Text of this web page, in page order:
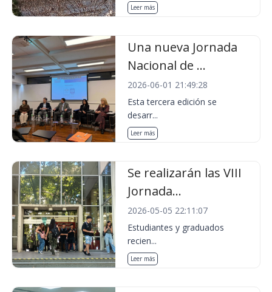
Leer más
Una nueva Jornada
Nacional de ...
2026-06-01 21:49:28
Esta tercera edición se
desarr...
Leer más
Se realizarán las VIII
Jornada...
2026-05-05 22:11:07
Estudiantes y graduados
recien...
Leer más